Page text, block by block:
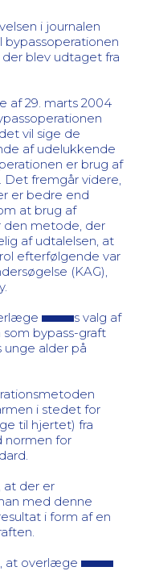
i journalen
bypassoperationen
der blev udtaget fra
af 29. marts 2004
vil sige de
af udelukkende
er brug af
fremgår videre,
er bedre end
at brug af
den metode, der
af udtalelsen, at
efterfølgende var
(KAG),
s valg af
som bypass-graft
unge alder på
i stedet for
til hjertet) fra
normen for
at der er
med denne
i form af en
at overlæge